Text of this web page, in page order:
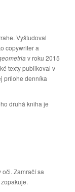
Vyštudoval
copywriter a
v roku 2015
texty publikoval v
prílohe denníka
druhá kniha je
Zamračí sa